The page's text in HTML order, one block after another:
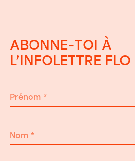
ABONNE-TOI À
L’INFOLETTRE FLO
Prénom *
Nom *